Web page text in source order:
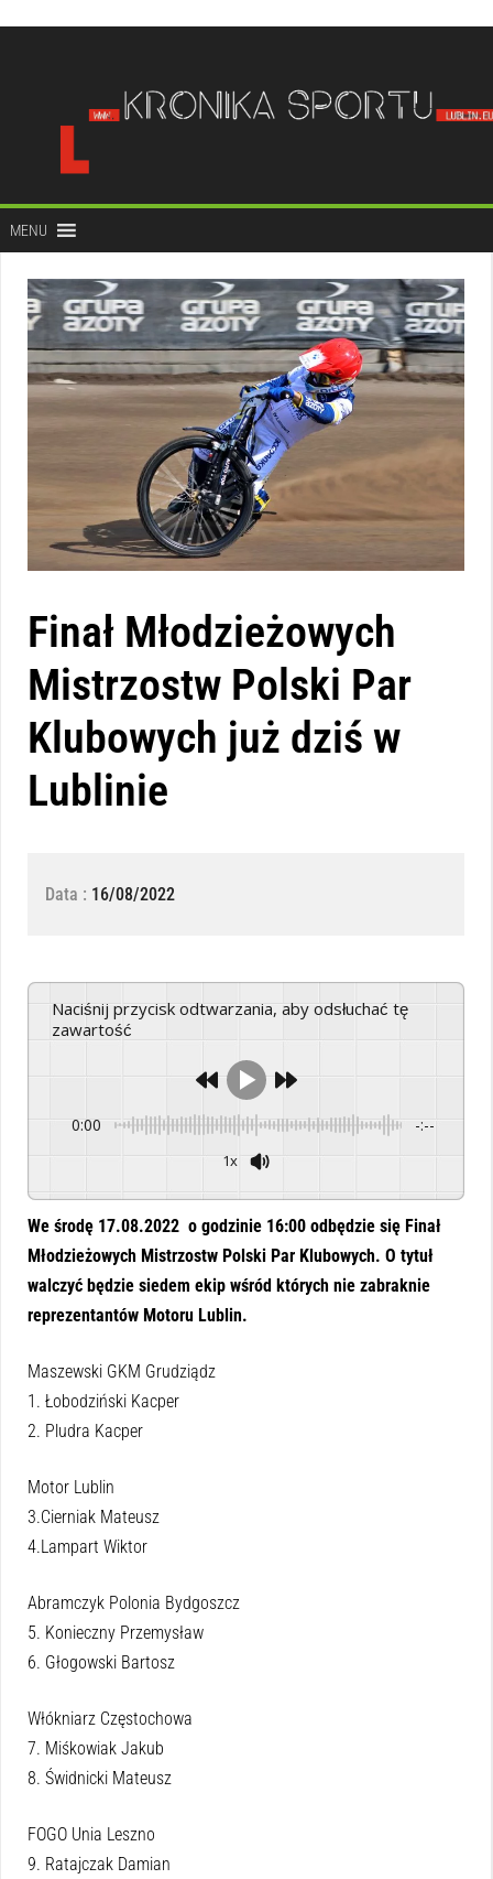
treści
MENU
Finał Młodzieżowych
Mistrzostw Polski Par
Klubowych już dziś w
Lublinie
Data : 16/08/2022
Naciśnij przycisk odtwarzania, aby odsłuchać tę
zawartość
0:00 -:--
1x
We środę 17.08.2022 o godzinie 16:00 odbędzie się Finał
Młodzieżowych Mistrzostw Polski Par Klubowych. O tytuł
walczyć będzie siedem ekip wśród których nie zabraknie
reprezentantów Motoru Lublin.
Maszewski GKM Grudziądz
1. Łobodziński Kacper
2. Pludra Kacper
Motor Lublin
3.Cierniak Mateusz
4.Lampart Wiktor
Abramczyk Polonia Bydgoszcz
5. Konieczny Przemysław
6. Głogowski Bartosz
Włókniarz Częstochowa
7. Miśkowiak Jakub
8. Świdnicki Mateusz
FOGO Unia Leszno
9. Ratajczak Damian